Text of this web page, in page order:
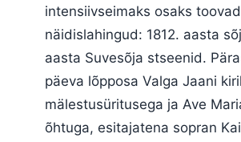
intensiivseimaks osaks
näidislahingud: 1812. aasta
aasta Suvesõja stseenid.
päeva lõpposa Valga Jaani
mälestusüritusega ja Ave
õhtuga, esitajatena sopran